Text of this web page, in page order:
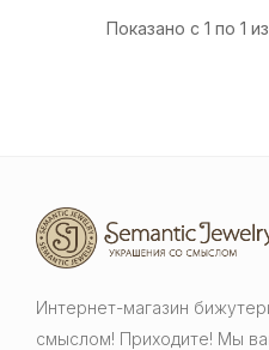
Показано с 1 по 1
Интернет-магазин
смыслом! Приходите! Мы